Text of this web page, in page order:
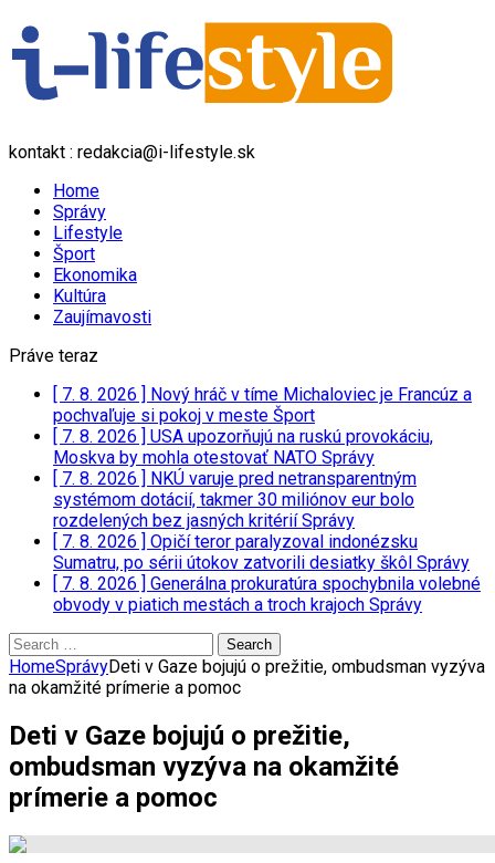
kontakt : redakcia@i-lifestyle.sk
Home
Správy
Lifestyle
Šport
Ekonomika
Kultúra
Zaujímavosti
Práve teraz
[ 7. 8. 2026 ] Nový hráč v tíme Michaloviec je Francúz a
pochvaľuje si pokoj v meste Šport
[ 7. 8. 2026 ] USA upozorňujú na ruskú provokáciu,
Moskva by mohla otestovať NATO Správy
[ 7. 8. 2026 ] NKÚ varuje pred netransparentným
systémom dotácií, takmer 30 miliónov eur bolo
rozdelených bez jasných kritériíSprávy
[ 7. 8. 2026 ] Opičí teror paralyzoval indonézsku
Sumatru, po sérii útokov zatvorili desiatky škôl Správy
[ 7. 8. 2026 ] Generálna prokuratúra spochybnila volebné
obvody v piatich mestách a troch krajoch Správy
Search
for:
HomeSprávyDeti v Gaze bojujú o prežitie, ombudsman vyzýva
na okamžité prímerie a pomoc
Deti v Gaze bojujú o prežitie,
ombudsman vyzýva na okamžité
prímerie a pomoc